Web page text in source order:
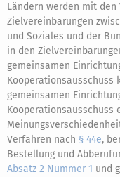
Ländern werden mit
Zielvereinbarungen
und Soziales und der
in den
gemeinsamen
Kooperationsausschuss
gemeinsamen
Verfahren nach § 44e,
Bestellung und
Absatz 2 Nummer 1 und